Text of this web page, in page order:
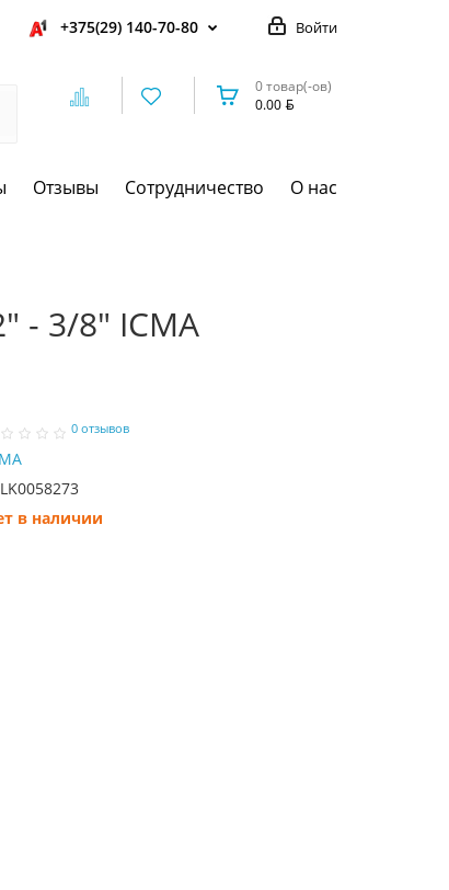
Войти
+375(29) 140-70-80
0 товар(-ов)
0.00
Отзывы Сотрудничество О нас
- 3/8" ICMA
0 отзывов
в наличии